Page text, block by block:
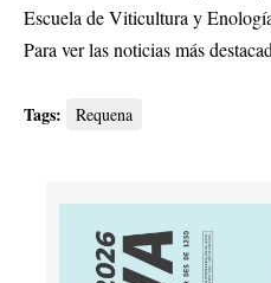
Escuela de Viticultura y
Para ver las noticias más
Tags: Requena